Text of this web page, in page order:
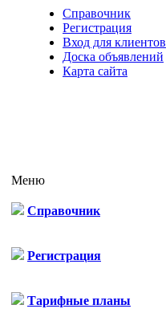
Справочник
Регистрация
Вход для клиентов
Доска объявлений
Карта сайта
Меню
Справочник
Регистрация
Тарифные планы